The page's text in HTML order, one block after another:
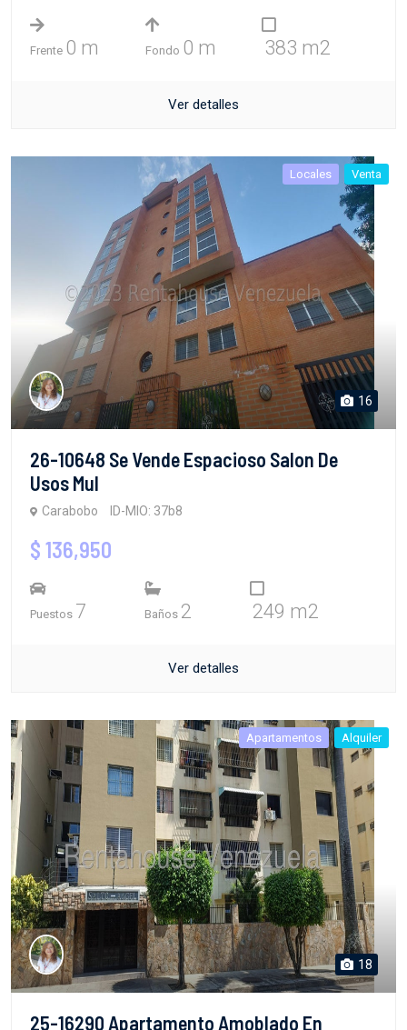
Frente 0 m Fondo 0 m 383 m2
Ver detalles
Locales Venta
16
26-10648 Se Vende Espacioso Salon De
Usos Mul
Carabobo ID-MIO: 37b8
$ 136,950
Puestos 7 Baños 2 249 m2
Ver detalles
Apartamentos Alquiler
18
25-16290 Apartamento Amoblado En